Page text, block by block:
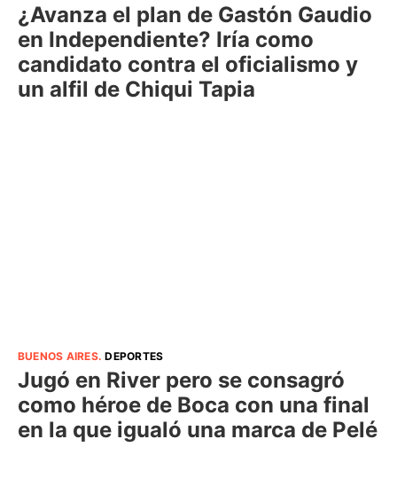
¿Avanza el plan de Gastón Gaudio
en Independiente? Iría como
candidato contra el oficialismo y
un alfil de Chiqui Tapia
BUENOS AIRES.DEPORTES
Jugó en River pero se consagró
como héroe de Boca con una final
en la que igualó una marca de Pelé